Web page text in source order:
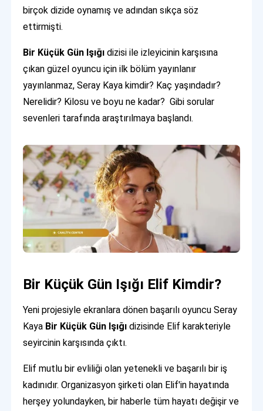
birçok dizide oynamış ve adından sıkça söz
ettirmişti.
Bir Küçük Gün Işığıdizisi ile izleyicinin karşısına
çıkan güzel oyuncu için ilk bölüm yayınlanır
yayınlanmaz, Seray Kaya kimdir? Kaç yaşındadır?
Nerelidir? Kilosu ve boyu ne kadar? Gibi sorular
sevenleri tarafında araştırılmaya başlandı.
Bir Küçük Gün Işığı Elif Kimdir?
Yeni projesiyle ekranlara dönen başarılı oyuncu Seray
Kaya Bir Küçük Gün Işığıdizisinde Elif karakteriyle
seyircinin karşısında çıktı.
Elif mutlu bir evliliği olan yetenekli ve başarılı bir iş
kadınıdır. Organizasyon şirketi olan Elif'in hayatında
herşey yolundayken, bir haberle tüm hayatı değişir ve